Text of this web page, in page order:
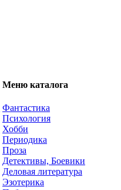
Меню каталога
Фантастика
Психология
Хобби
Периодика
Проза
Детективы, Боевики
Деловая литература
Эзотерика